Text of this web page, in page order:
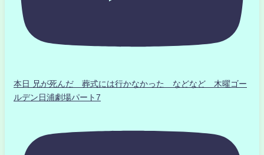
本日 兄が死んだ 葬式には行かなかった などなど 木曜ゴー
ルデン日浦劇場パート7